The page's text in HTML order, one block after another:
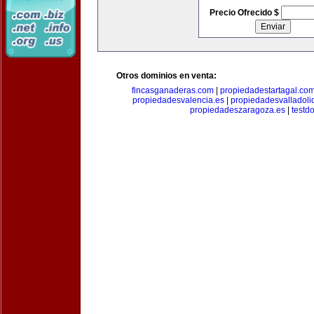
Precio Ofrecido $
Otros dominios en venta:
fincasganaderas.com|
propiedadesvalencia.es|
propiedadeszaragoza.es|